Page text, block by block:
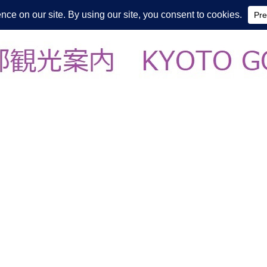
皆様の知らない京都をご案内/ THE MOST FASCINATING KYOTO,